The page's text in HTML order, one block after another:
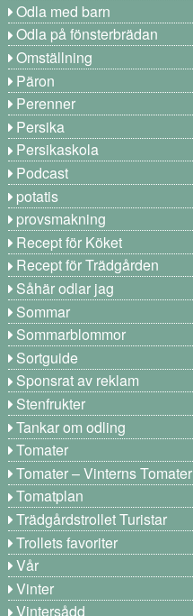
Odla med barn
Odla på fönsterbrädan
Omställning
Päron
Perenner
Persika
Persikaskola
Podcast
potatis
provsmakning
Recept för Köket
Recept för Trädgården
Såhär odlar jag
Sommar
Sommarblommor
Sortguide
Sponsrat av reklam
Stenfrukter
Tankar om odling
Tomater
Tomater – Vinterns Tomater
Tomatplan
Trädgårdstrollet Turistar
Trollets favoriter
Vår
Vinter
Vintersådd